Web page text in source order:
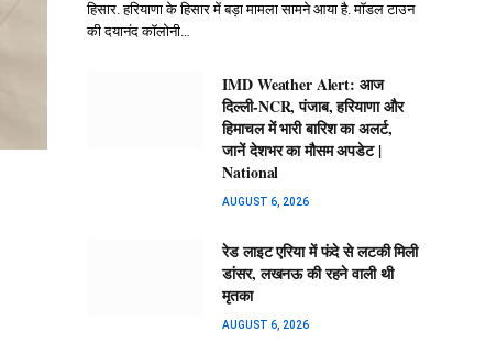
हिसार. हरियाणा के हिसार में बड़ा मामला सामने आया है. मॉडल टाउन
की दयानंद कॉलोनी…
IMD Weather Alert: आज
दिल्ली-NCR, पंजाब, हरियाणा और
हिमाचल में भारी बारिश का अलर्ट,
जानें देशभर का मौसम अपडेट |
National
AUGUST 6, 2026
रेड लाइट एरिया में फंदे से लटकी मिली
डांसर, लखनऊ की रहने वाली थी
मृतका
AUGUST 6, 2026